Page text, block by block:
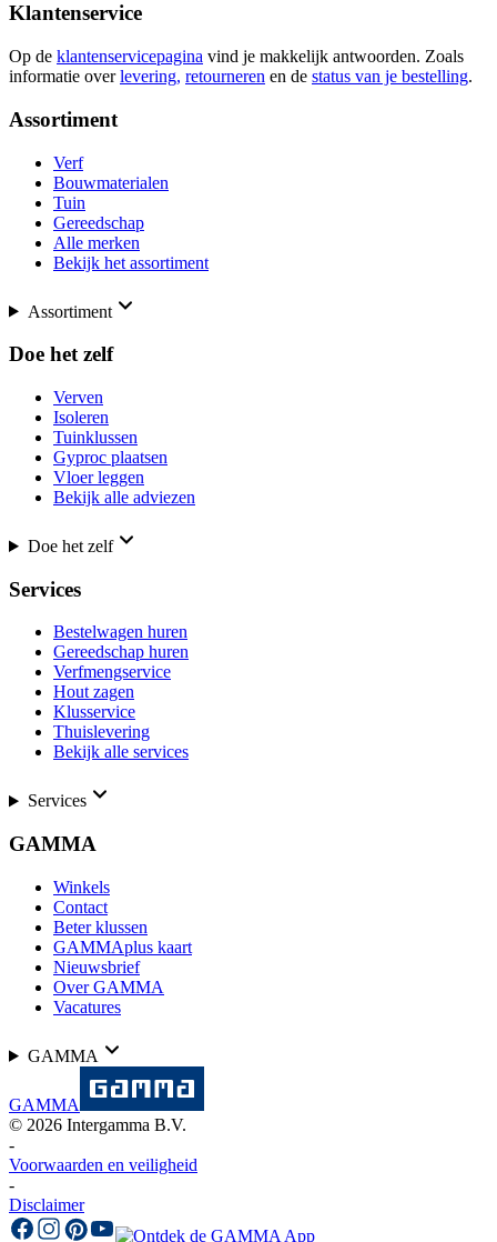
Klantenservice
Op de klantenservicepagina vind je makkelijk antwoorden. Zoals
informatie over levering, retourneren en de status van je bestelling.
Assortiment
Verf
Bouwmaterialen
Tuin
Gereedschap
Alle merken
Bekijk het assortiment
Assortiment
Doe het zelf
Verven
Isoleren
Tuinklussen
Gyproc plaatsen
Vloer leggen
Bekijk alle adviezen
Doe het zelf
Services
Bestelwagen huren
Gereedschap huren
Verfmengservice
Hout zagen
Klusservice
Thuislevering
Bekijk alle services
Services
GAMMA
Winkels
Contact
Beter klussen
GAMMAplus kaart
Nieuwsbrief
Over GAMMA
Vacatures
GAMMA
GAMMA
© 2026 Intergamma B.V.
-
Voorwaarden en veiligheid
-
Disclaimer